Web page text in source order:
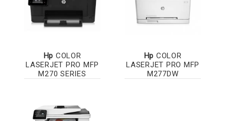
Hp COLOR
LASERJET PRO MFP
M270 SERIES
Hp COLOR
LASERJET PRO MFP
M277DW